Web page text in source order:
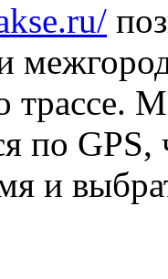
трассе.
по GPS,
и